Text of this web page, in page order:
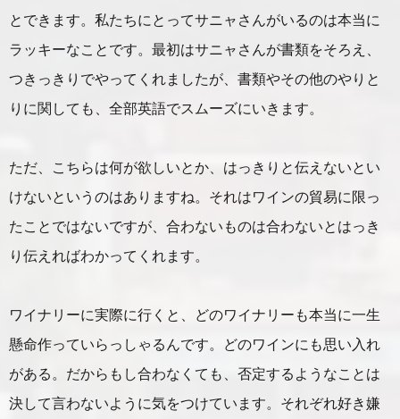
とできます。私たちにとってサニャさんがいるのは本当に
ラッキーなことです。最初はサニャさんが書類をそろえ、
つきっきりでやってくれましたが、書類やその他のやりと
りに関しても、全部英語でスムーズにいきます。
ただ、こちらは何が欲しいとか、はっきりと伝えないとい
けないというのはありますね。それはワインの貿易に限っ
たことではないですが、合わないものは合わないとはっき
り伝えればわかってくれます。
ワイナリーに実際に行くと、どのワイナリーも本当に一生
懸命作っていらっしゃるんです。どのワインにも思い入れ
がある。だからもし合わなくても、否定するようなことは
決して言わないように気をつけています。それぞれ好き嫌